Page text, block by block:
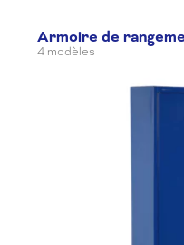
Armoire de
4 modèles